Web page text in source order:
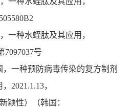
， 一种水蛭肽及其应用 ，
7097037号
一种预防病毒传染的复方制剂
， 2021.1.13，
颖性）（韩国：